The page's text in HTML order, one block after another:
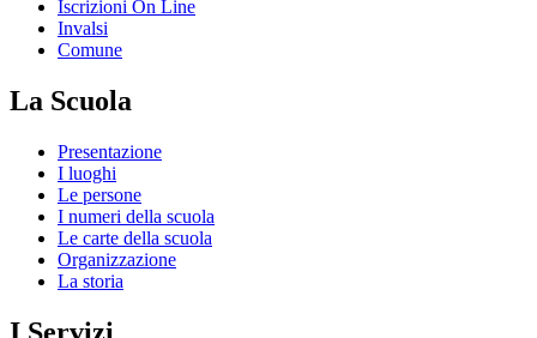
Iscrizioni On Line
Invalsi
Comune
La Scuola
Presentazione
I luoghi
Le persone
I numeri della scuola
Le carte della scuola
Organizzazione
La storia